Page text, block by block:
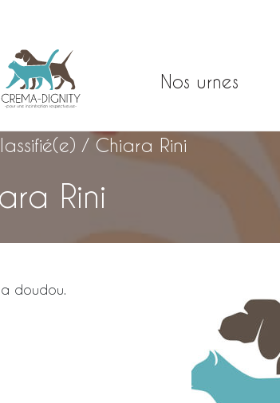
Nos urnes
/ Chiara Rini
Rini
doudou.